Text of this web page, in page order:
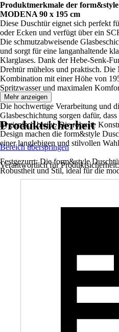
Produktmerkmale der
MODENA 90 x 195 cm
Diese Duschtür eignet sich perfekt
oder Ecken und verfügt über ein
Die schmutzabweisende
und sorgt für eine langanhaltende
Klarglases. Dank der Hebe-Senk-
Drehtür mühelos und praktisch. Die
Kombination mit einer Höhe von
Spritzwasser und maximalen
Die hochwertige Verarbeitung und
Glasbeschichtung sorgen dafür,
hygienisch bleibt. Die robuste
Design machen die form&style
einer langlebigen und stilvollen
Festgezurrt: Die form&style
Robustheit und Stil, ideal für die
Mehr anzeigen
Produktsicherheit
Bereich überspringen
Verantwortlich für